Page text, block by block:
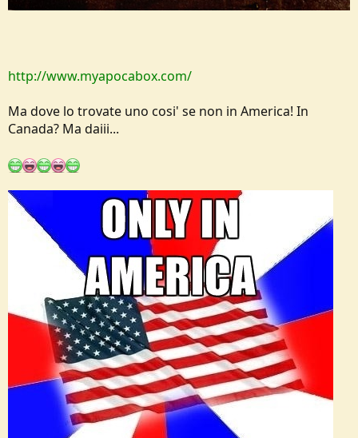
http://www.myapocabox.com/
Ma dove lo trovate uno cosi' se non in America! In
Canada? Ma daiii...